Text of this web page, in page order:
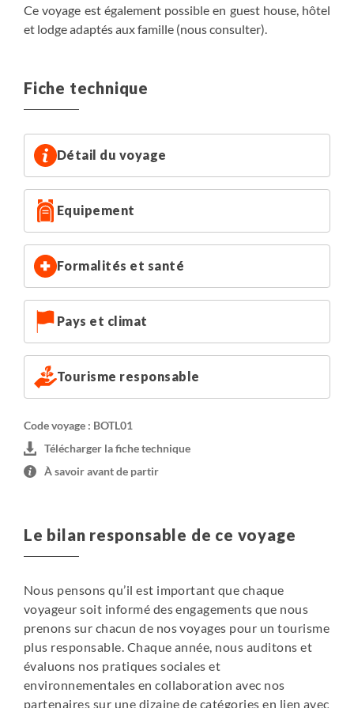
Ce voyage est également possible en guest house, hôtel
et lodge adaptés aux famille (nous consulter).
Fiche technique
Détail du voyage
Equipement
Formalités et santé
Pays et climat
Tourisme responsable
Code voyage : BOTL01
Télécharger la fiche technique
À savoir avant de partir
Le bilan responsable de ce voyage
Nous pensons qu’il est important que chaque
voyageur soit informé des engagements que nous
prenons sur chacun de nos voyages pour un tourisme
plus responsable. Chaque année, nous auditons et
évaluons nos pratiques sociales et
environnementales en collaboration avec nos
partenaires sur une dizaine de catégories en lien avec